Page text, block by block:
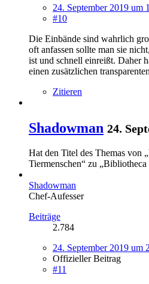
24. September 2019 um
#10
Die Einbände sind wahrlich
oft anfassen sollte man sie
ist und schnell einreißt. Daher
einen zusätzlichen
Zitieren
Shadowman 24.
Hat den Titel des Themas von
Tiermenschen“ zu
Shadowman
Chef-Aufesser
Beiträge
2.784
24. September 2019 um
Offizieller Beitrag
#11